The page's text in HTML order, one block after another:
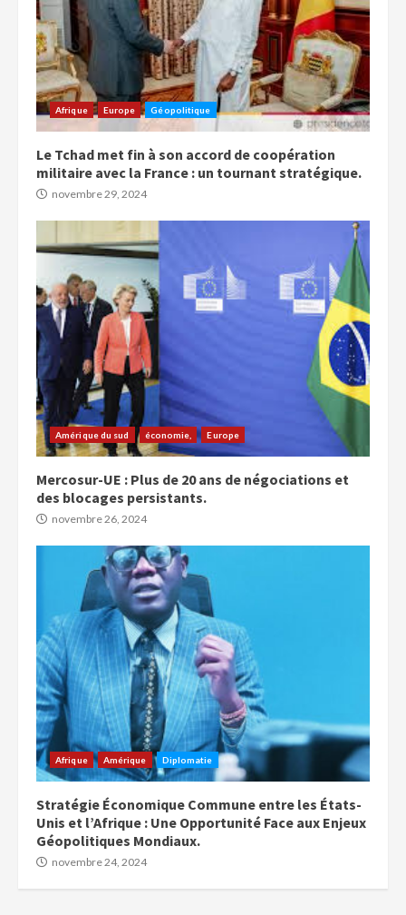
Afrique Europe Géopolitique
Le Tchad met fin à son accord de coopération
militaire avec la France : un tournant stratégique.
novembre 29, 2024
Amérique du sud économie, Europe
Mercosur-UE : Plus de 20 ans de négociations et
des blocages persistants.
novembre 26, 2024
Afrique Amérique Diplomatie
Stratégie Économique Commune entre les États-
Unis et l’Afrique : Une Opportunité Face aux Enjeux
Géopolitiques Mondiaux.
novembre 24, 2024